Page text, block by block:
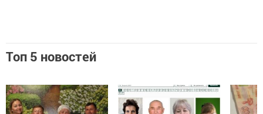
Топ 5 новостей